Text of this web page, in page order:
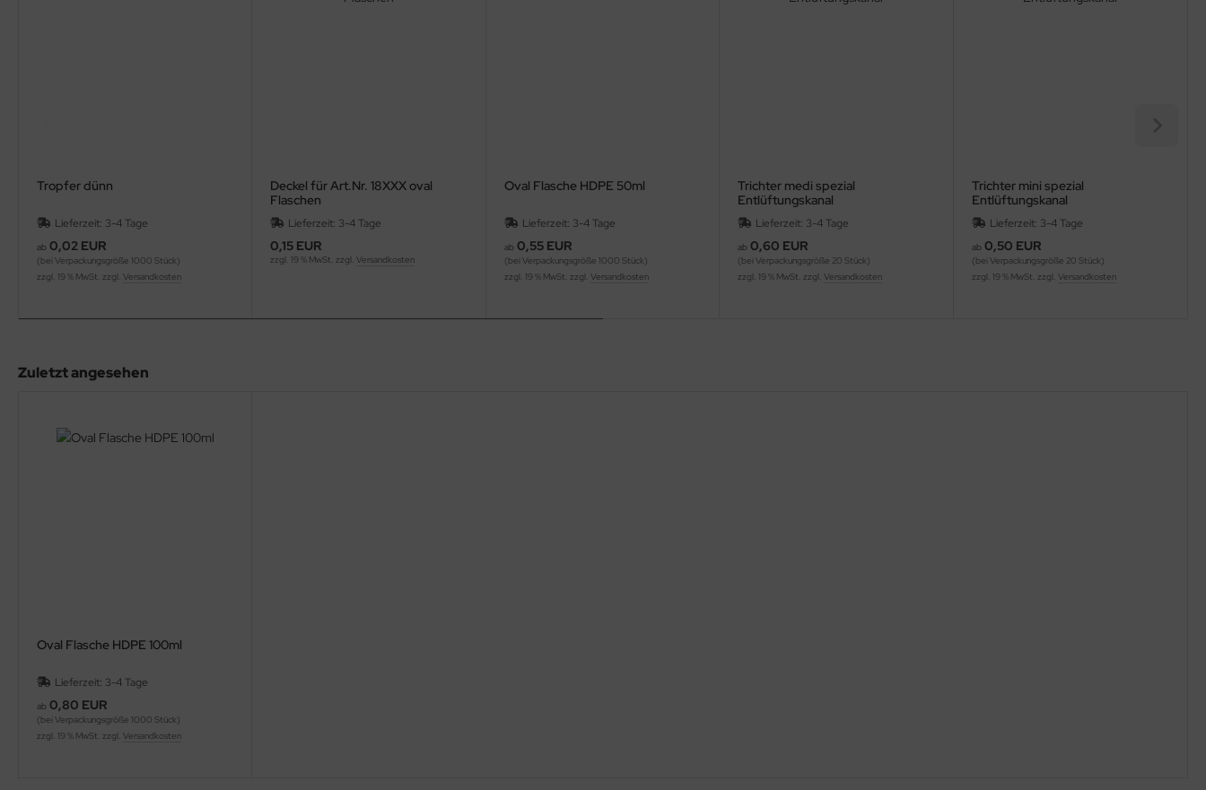
Tropfer dünn
Lieferzeit: 3-4 Tage
ab 0,02 EUR
(bei Verpackungsgröße 1000 Stück)
zzgl. 19 % MwSt. zzgl. Versandkosten
Deckel für Art.Nr. 18XXX oval
Flaschen
Lieferzeit: 3-4 Tage
0,15 EUR
zzgl. 19 % MwSt. zzgl.Versandkosten
Oval Flasche HDPE 50ml
Lieferzeit: 3-4 Tage
ab 0,55 EUR
(bei Verpackungsgröße 1000 Stück)
zzgl. 19 % MwSt. zzgl. Versandkosten
Trichter medi spezial
Entlüftungskanal
Lieferzeit: 3-4 Tage
ab 0,60 EUR
(bei Verpackungsgröße 20 Stück)
zzgl. 19 % MwSt. zzgl.Versandkosten
Trichter mini spezial
Entlüftungskanal
Lieferzeit: 3-4 Tage
ab 0,50 EUR
(bei Verpackungsgröße 20 Stück)
zzgl. 19 % MwSt. zzgl. Versandkosten
Zuletzt angesehen
Oval Flasche HDPE 100ml
Lieferzeit: 3-4 Tage
ab 0,80 EUR
(bei Verpackungsgröße 1000 Stück)
zzgl. 19 % MwSt. zzgl. Versandkosten